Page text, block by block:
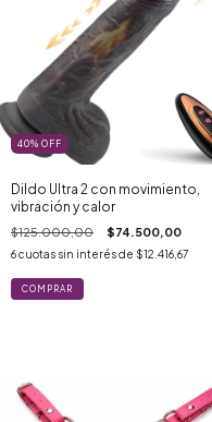
40% OFF
Dildo Ultra 2 con movimiento,
vibración y calor
$125.000,00 $74.500,00
6cuotas sin interés de $12.416,67